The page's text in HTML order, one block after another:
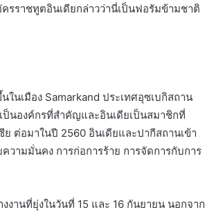
รราชทูตอินเดียกล่าวว่านี่เป็นฟอรัมข้ามชาติ
นเมือง Samarkand ประเทศอุซเบกิสถาน
ป็นองค์กรที่สำคัญและอินเดียเป็นสมาชิกที่
ต่อมาในปี 2560 อินเดียและปากีสถานเข้า
วามมั่นคง การก่อการร้าย การจัดการกับการ
งานที่ยุ่งในวันที่ 15 และ 16 กันยายน นอกจาก